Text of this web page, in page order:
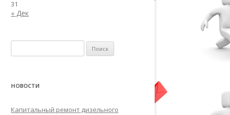
31
« Дек
НОВОСТИ
Капитальный ремонт дизельного